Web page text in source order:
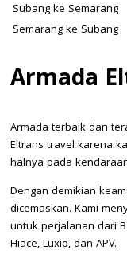
Subang ke Semarang
Semarang ke Subang
Armada
Armada terbaik dan
Eltrans travel karena
halnya pada
Dengan demikian
dicemaskan. Kami
untuk perjalanan dari
Hiace, Luxio, dan APV.